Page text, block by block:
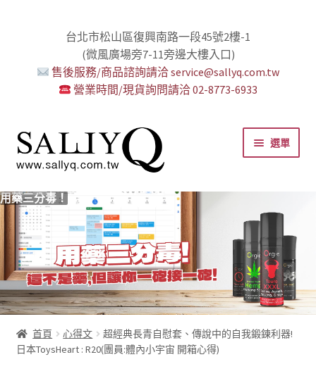
台北市松山區復興南路一段45號2樓-1
(微風廣場旁7-11旁邊大樓入口)
售後服務/商品諮詢請洽 service@sallyq.com.tw
營業時間/現貨詢問請洽 02-8773-6933
跳
至
導
列
跳
至
主
內
容
選單
推薦給初心者！
用藥三分毒！
絕對拘束、絕對快感！
野外調教專區請點我！
零卡分期小額支付!
高潮小哥哥！
免下車也可以購物！
時尚真皮Ｋ金手腳環+短鏈
K金綺娜情趣時尚組
嘗試輕柔的SM，你要一起嗎？
Bess2 買1送4毫無冷場！
免洗潤滑 快適生活提案者
小兔乳夾 遠端遙控想壞壞！
雙悅彎 建立你的多重高潮宇宙！
蜜穴攪拌棒 瞄準性感的私密區域
男人，也該犒賞自己了！
門市消費送時尚收納包
出貨調整公告
人氣男優情慾寫真
SallyQ老師客製化語音服務
首頁 心得文
超經典長青自慰套、傳說中的自我鍛鍊利器!
日本ToysHeart : R20(團員:體內小宇宙 開箱心得)